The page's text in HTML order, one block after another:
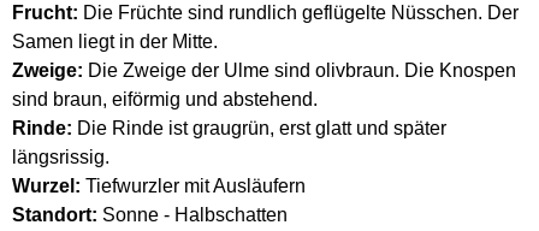
Frucht: Die Früchte sind rundlich geflügelte Nüsschen. Der
Samen liegt in der Mitte.
Zweige: Die Zweige der Ulme sind olivbraun. Die Knospen
sind braun, eiförmig und abstehend.
Rinde: Die Rinde ist graugrün, erst glatt und später
längsrissig.
Wurzel: Tiefwurzler mit Ausläufern
Standort: Sonne - Halbschatten